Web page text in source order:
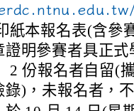
紙本報名表(含參
證明參賽者具正
2 份報名者自留(
錄)，未報名者，